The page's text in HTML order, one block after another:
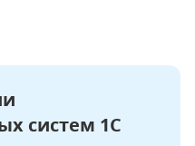
систем 1С